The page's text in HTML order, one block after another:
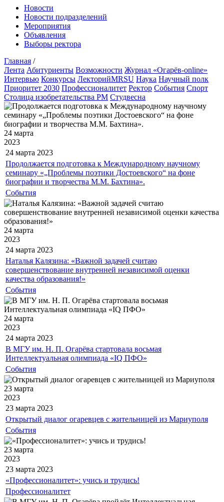
Новости
Новости подразделений
Мероприятия
Объявления
Выборы ректора
Главная /
Лента Абитуриенты Возможности Журнал «Огарёв-online»
Интервью Конкурсы ЛекторийMRSU Наука Научный полк
Приоритет 2030 Профессионалитет Ректор События Спорт
Столица изобретательства РМ Студвесна
24 марта
2023
24 марта 2023
Продолжается подготовка к Международному научному
семинару «„Проблемы поэтики Достоевского“ на фоне
биографии и творчества М.М. Бахтина».
События
24 марта
2023
24 марта 2023
Наталья Калязина: «Важной задачей считаю
совершенствование внутренней независимой оценки
качества образования!»
События
24 марта
2023
24 марта 2023
В МГУ им. Н. П. Огарёва стартовала восьмая
Интеллектуальная олимпиада «IQ ПФО»
События
23 марта
2023
23 марта 2023
Открытый диалог огаревцев с жительницей из Мариуполя
События
23 марта
2023
23 марта 2023
«Профессионалитет»: учись и трудись!
Профессионалитет